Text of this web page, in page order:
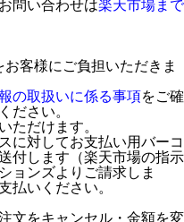
問い合わせは楽天市場まで
お客様にご負担いただきま
の取扱いに係る事項をご確
ださい。
ただけます。
に対してお支払い用バーコ
付します（楽天市場の指示
ョンズよりご請求しま
払いください。
文をキャンセル・金額を変